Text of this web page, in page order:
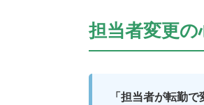
担当者変更
「担当者が転勤